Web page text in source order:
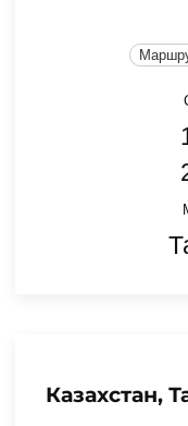
Казахстан,